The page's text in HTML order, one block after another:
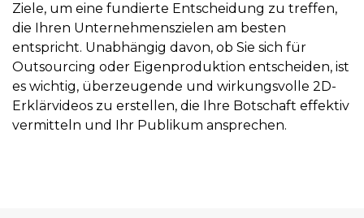
Ziele, um eine fundierte Entscheidung zu treffen,
die Ihren Unternehmenszielen am besten
entspricht. Unabhängig davon, ob Sie sich für
Outsourcing oder Eigenproduktion entscheiden, ist
es wichtig, überzeugende und wirkungsvolle 2D-
Erklärvideos zu erstellen, die Ihre Botschaft effektiv
vermitteln und Ihr Publikum ansprechen.